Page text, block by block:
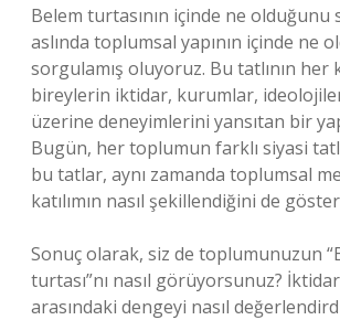
Belem turtasının içinde ne olduğunu
aslında toplumsal yapının içinde ne
sorgulamış oluyoruz. Bu tatlının her
bireylerin iktidar, kurumlar, ideolojiler
üzerine deneyimlerini yansıtan bir
Bugün, her toplumun farklı siyasi
bu tatlar, aynı zamanda toplumsal
katılımın nasıl şekillendiğini de
Sonuç olarak, siz de toplumunuzun
turtası”nı nasıl görüyorsunuz? İktidar
arasındaki dengeyi nasıl